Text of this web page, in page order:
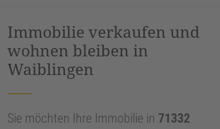
Immobilie verkaufen und
wohnen bleiben in
Waiblingen
Sie möchten Ihre Immobilie in 71332